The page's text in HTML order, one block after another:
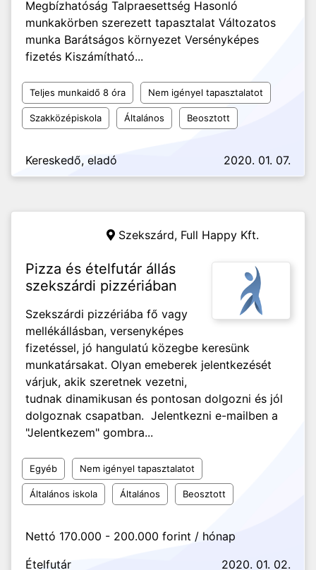
Megbízhatóság Talpraesettség Hasonló
munkakörben szerezett tapasztalat Változatos
munka Barátságos környezet Versényképes
fizetés Kiszámítható...
Teljes munkaidő 8 óra Nem igényel tapasztalatot
Szakközépiskola Általános Beosztott
Kereskedő, eladó 2020. 01. 07.
Szekszárd, Full Happy Kft.
Pizza és ételfutár állás
szekszárdi pizzériában
Szekszárdi pizzériába fő vagy
mellékállásban, versenyképes
fizetéssel, jó hangulatú közegbe keresünk
munkatársakat. Olyan emeberek jelentkezését
várjuk, akik szeretnek vezetni,
tudnak dinamikusan és pontosan dolgozni és jól
dolgoznak csapatban. Jelentkezni e-mailben a
"Jelentkezem" gombra...
Egyéb Nem igényel tapasztalatot
Általános iskola Általános Beosztott
Nettó 170.000 - 200.000 forint / hónap
Ételfutár
2020. 01. 02.